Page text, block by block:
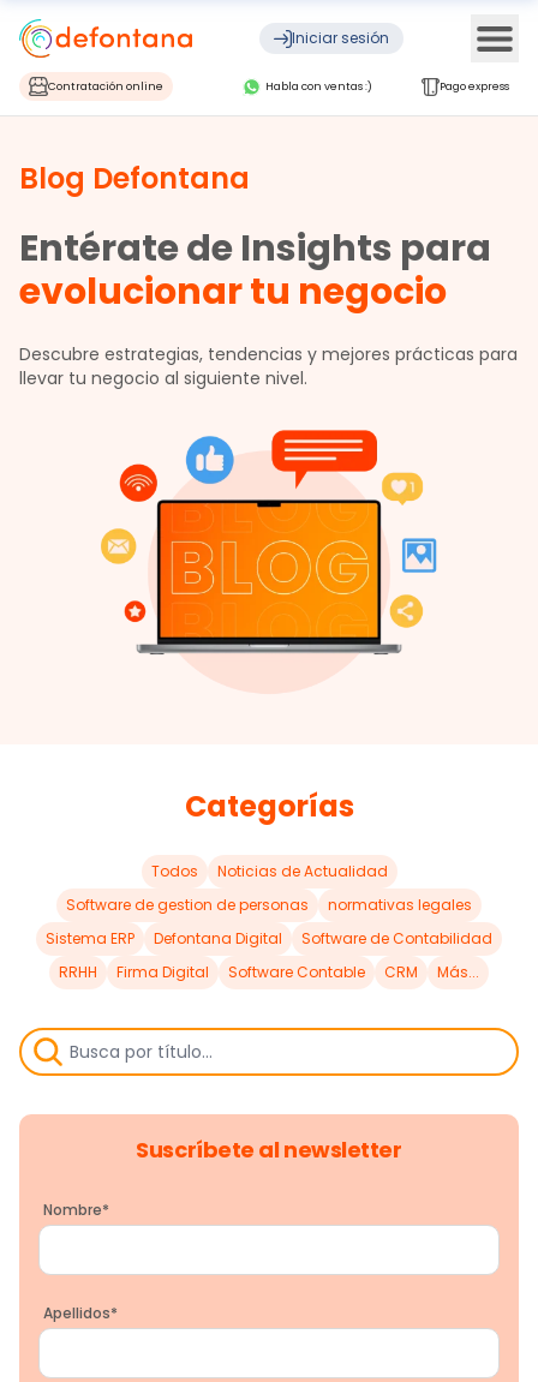
Iniciar sesión
Contratación online Habla con ventas :) Pago express
Blog Defontana
Entérate de Insights para
evolucionar tu negocio
Descubre estrategias, tendencias y mejores prácticas para
llevar tu negocio al siguiente nivel.
Categorías
Todos
Noticias de Actualidad
Software de gestion de personas
normativas legales
Sistema ERP
Defontana Digital
Software de Contabilidad
RRHH
Firma Digital Software Contable CRM Más...
Suscríbete al newsletter
Nombre*
Apellidos*